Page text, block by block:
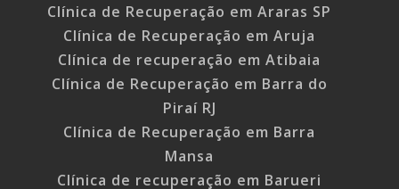
Clínica de Recuperação em Araras SP
Clínica de Recuperação em Aruja
Clínica de recuperação em Atibaia
Clínica de Recuperação em Barra do
Piraí RJ
Clínica de Recuperação em Barra
Mansa
Clínica de recuperação em Barueri